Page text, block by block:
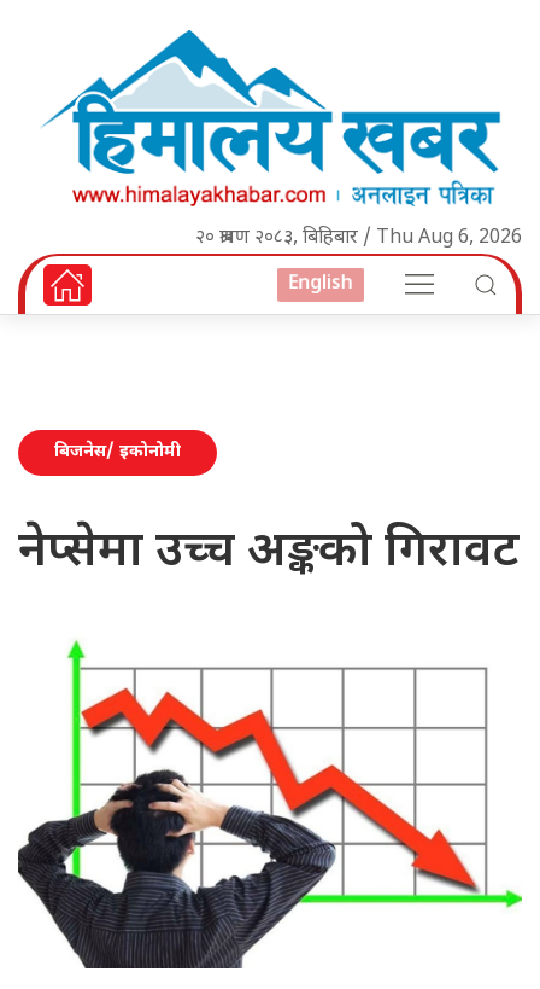
२० श्रावण २०८३, बिहिबार / Thu Aug 6, 2026
English
बिजनेस/ इकोनोमी
नेप्सेमा उच्च अङ्कको गिरावट